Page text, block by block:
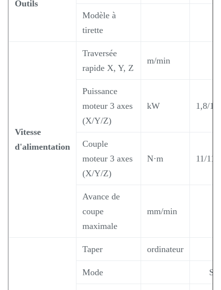
Outils
Modèle à
tirette
Vitesse
d'alimentation
Traversée
rapide X, Y, Z
m/min
Puissance
moteur 3 axes
(X/Y/Z)
kW 1,8/
Couple
moteur 3 axes
(X/Y/Z)
N·m 11/11/
Avance de
coupe
maximale
mm/min
Taper ordinateur
Mode